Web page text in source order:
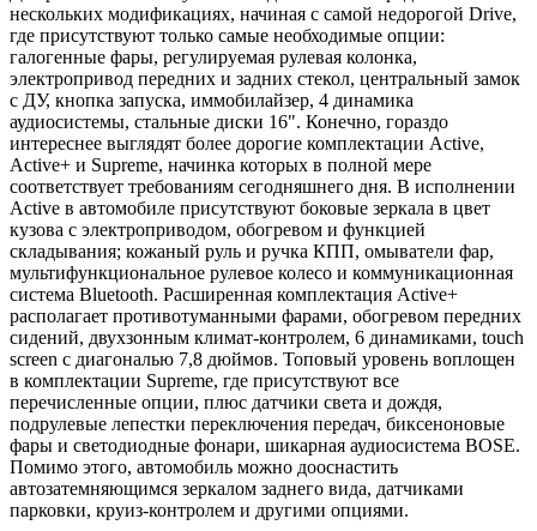
нескольких модификациях, начиная с самой недорогой Drive,
где присутствуют только самые необходимые опции:
галогенные фары, регулируемая рулевая колонка,
электропривод передних и задних стекол, центральный замок
с ДУ, кнопка запуска, иммобилайзер, 4 динамика
аудиосистемы, стальные диски 16". Конечно, гораздо
интереснее выглядят более дорогие комплектации Active,
Active+ и Supreme, начинка которых в полной мере
соответствует требованиям сегодняшнего дня. В исполнении
Active в автомобиле присутствуют боковые зеркала в цвет
кузова с электроприводом, обогревом и функцией
складывания; кожаный руль и ручка КПП, омыватели фар,
мультифункциональное рулевое колесо и коммуникационная
система Bluetooth. Расширенная комплектация Active+
располагает противотуманными фарами, обогревом передних
сидений, двухзонным климат-контролем, 6 динамиками, touch
screen с диагональю 7,8 дюймов. Топовый уровень воплощен
в комплектации Supreme, где присутствуют все
перечисленные опции, плюс датчики света и дождя,
подрулевые лепестки переключения передач, биксеноновые
фары и светодиодные фонари, шикарная аудиосистема BOSE.
Помимо этого, автомобиль можно дооснастить
автозатемняющимся зеркалом заднего вида, датчиками
парковки, круиз-контролем и другими опциями.